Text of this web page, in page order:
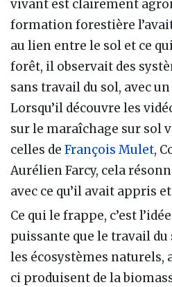
vivant est clairement
formation forestière
au lien entre le sol et ce
forêt, il observait des
sans travail du sol, avec
Lorsqu’il découvre les
sur le maraîchage sur sol
celles de François Mulet,
Aurélien Farcy, cela
avec ce qu’il avait appris
Ce qui le frappe, c’est
puissante que le travail du
les écosystèmes naturels,
ci produisent de la